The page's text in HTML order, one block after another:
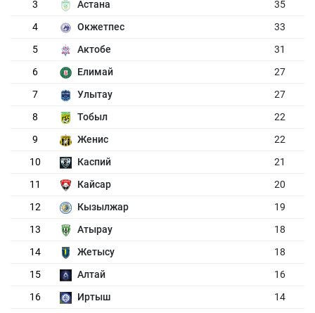
3
Астана
35
4
Окжетпес
33
5
Актобе
31
6
Елимай
27
7
Улытау
27
8
Тобыл
22
9
Женис
22
10
Каспий
21
11
Кайсар
20
12
Кызылжар
19
13
Атырау
18
14
Жетысу
18
15
Алтай
16
16
Иртыш 14